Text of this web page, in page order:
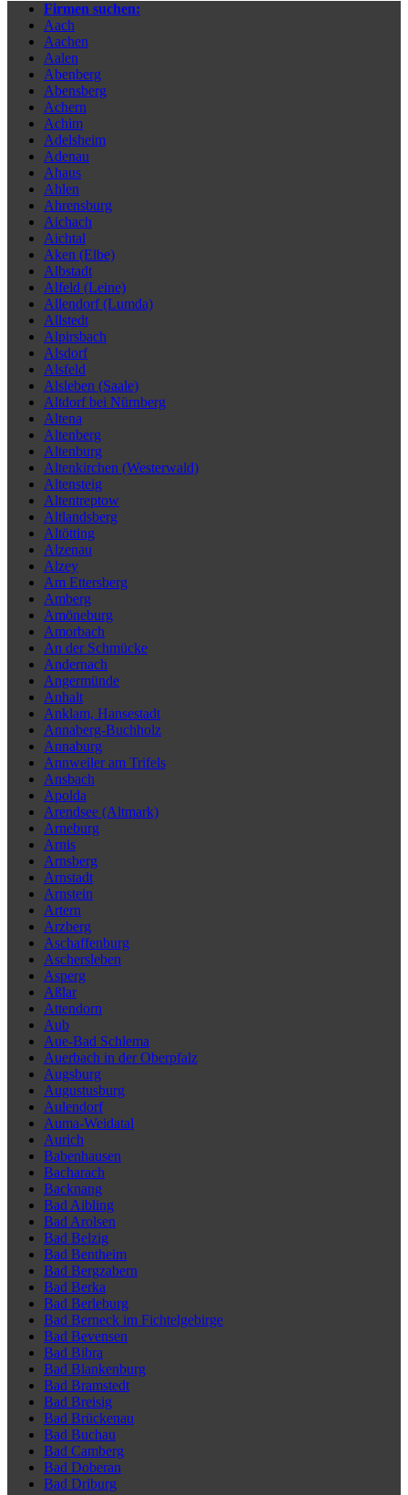
Firmen suchen:
Aach
Aachen
Aalen
Abenberg
Abensberg
Achern
Achim
Adelsheim
Adenau
Ahaus
Ahlen
Ahrensburg
Aichach
Aichtal
Aken (Elbe)
Albstadt
Alfeld (Leine)
Allendorf (Lumda)
Allstedt
Alpirsbach
Alsdorf
Alsfeld
Alsleben (Saale)
Altdorf bei Nürnberg
Altena
Altenberg
Altenburg
Altenkirchen (Westerwald)
Altensteig
Altentreptow
Altlandsberg
Altötting
Alzenau
Alzey
Am Ettersberg
Amberg
Amöneburg
Amorbach
An der Schmücke
Andernach
Angermünde
Anhalt
Anklam, Hansestadt
Annaberg-Buchholz
Annaburg
Annweiler am Trifels
Ansbach
Apolda
Arendsee (Altmark)
Arneburg
Arnis
Arnsberg
Arnstadt
Arnstein
Artern
Arzberg
Aschaffenburg
Aschersleben
Asperg
Aßlar
Attendorn
Aub
Aue-Bad Schlema
Auerbach in der Oberpfalz
Augsburg
Augustusburg
Aulendorf
Auma-Weidatal
Aurich
Babenhausen
Bacharach
Backnang
Bad Aibling
Bad Arolsen
Bad Belzig
Bad Bentheim
Bad Bergzabern
Bad Berka
Bad Berleburg
Bad Berneck im Fichtelgebirge
Bad Bevensen
Bad Bibra
Bad Blankenburg
Bad Bramstedt
Bad Breisig
Bad Brückenau
Bad Buchau
Bad Camberg
Bad Doberan
Bad Driburg